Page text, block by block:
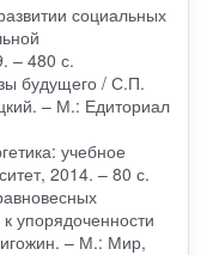
социальных
– 480 с.
будущего / С.П.
– М.: Едиториал
учебное
2014. – 80 с.
упорядоченности
– М.: Мир,